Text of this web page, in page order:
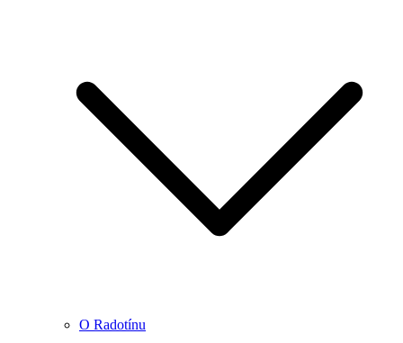
O Radotínu